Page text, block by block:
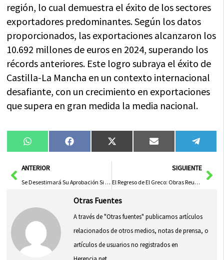
región, lo cual demuestra el éxito de los sectores
exportadores predominantes. Según los datos
proporcionados, las exportaciones alcanzaron los
10.692 millones de euros en 2024, superando los
récords anteriores. Este logro subraya el éxito de
Castilla-La Mancha en un contexto internacional
desafiante, con un crecimiento en exportaciones
que supera en gran medida la media nacional.
Compartir
en
WhatsAppCompartir
en
FacebookCompartir
en
X
(Twitter)
Compartir
en
Email
en
AntANTERIOR
Se Desestimará Su Aprobación Si No Hay Acuerdo Antes de Semana Santa
SIGUIENTE
El Regreso de El Greco: Obras Reunidas en El Prado Tras 195 Años de Separación del Monasterio de Santo Domingo el Antiguo
Otras Fuentes
A través de "Otras fuentes" publicamos artículos
relacionados de otros medios, notas de prensa, o
artículos de usuarios no registrados en